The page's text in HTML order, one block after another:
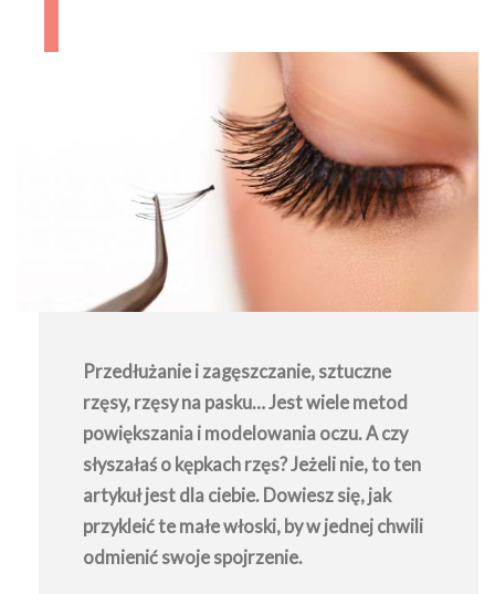
Przedłużanie i zagęszczanie, sztuczne
rzęsy, rzęsy na pasku… Jest wiele metod
powiększania i modelowania oczu. A czy
słyszałaś o kępkach rzęs? Jeżeli nie, to ten
artykuł jest dla ciebie. Dowiesz się, jak
przykleić te małe włoski, by w jednej chwili
odmienić swoje spojrzenie.